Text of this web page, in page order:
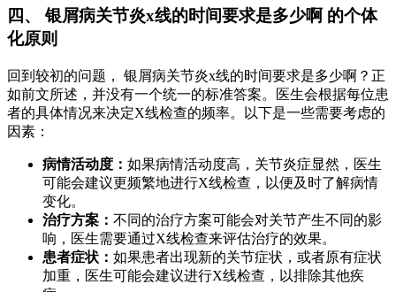
四、 银屑病关节炎x线的时间要求是多少啊 的个体
化原则
回到较初的问题， 银屑病关节炎x线的时间要求是多少啊？正
如前文所述，并没有一个统一的标准答案。医生会根据每位患
者的具体情况来决定X线检查的频率。以下是一些需要考虑的
因素：
病情活动度： 如果病情活动度高，关节炎症显然，医生
可能会建议更频繁地进行X线检查，以便及时了解病情
变化。
治疗方案： 不同的治疗方案可能会对关节产生不同的影
响，医生需要通过X线检查来评估治疗的效果。
患者症状： 如果患者出现新的关节症状，或者原有症状
加重，医生可能会建议进行X线检查，以排除其他疾